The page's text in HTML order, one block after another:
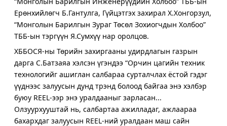
Ерөнхийлөгч Б.Гантулга, Гүйцэтгэх захирал Х.Хонгорзул,
“Монголын Барилгын Зураг Төсөл Зохиогчдын Холбоо”
ТББ-ын тэргүүн Я.Сумхүү нар оролцов.
ХББОСЯ-ны Төрийн захиргааны удирдлагын газрын
дарга С.Батзаяа хэлсэн үгэндээ “Орчин цагийн техник
технологийг ашиглан салбараа сурталчлах ёстой гэдэг
үүднээс залуусын дунд трэнд болоод байгаа энэ хэлбэр
буюу REEL-ээр энэ уралдааныг зарласан...
Олзуурхууштай нь, салбартаа ажилладаг, ажлаараа
бахархдаг залуусын REEL-ний уралдаан маш сайн